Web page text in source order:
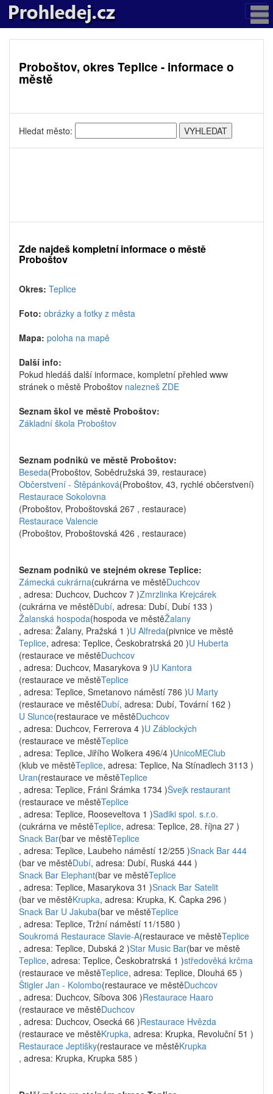
Proboštov, okres Teplice - informace o
městě
Hledat město:
Zde najdeš kompletní informace o městě
Proboštov
Okres: Teplice
Foto: obrázky a fotky z města
Mapa: poloha na mapě
Další info:
Pokud hledáš další informace, kompletní přehled www
stránek o městě Proboštov nalezneš ZDE
Seznam škol ve městě Proboštov:
Základní škola Proboštov
Seznam podniků ve městě Proboštov:
Beseda(Proboštov, Sobědružská 39, restaurace)
Občerstvení - Štěpánková(Proboštov, 43, rychlé občerstvení)
Restaurace Sokolovna
(Proboštov, Proboštovská 267 , restaurace)
Restaurace Valencie
(Proboštov, Proboštovská 426 , restaurace)
Seznam podniků ve stejném okrese Teplice:
Zámecká cukrárna(cukrárna ve městěDuchcov
, adresa: Duchcov, Duchcov 7 )Zmrzlinka Krejcárek
(cukrárna ve městěDubí, adresa: Dubí, Dubí 133 )
Žalanská hospoda(hospoda ve městěŽalany
, adresa: Žalany, Pražská 1 )U Alfreda(pivnice ve městě
Teplice, adresa: Teplice, Českobratrská 20 )U Huberta
(restaurace ve městěDuchcov
, adresa: Duchcov, Masarykova 9 )U Kantora
(restaurace ve městěTeplice
, adresa: Teplice, Smetanovo náměstí 786 )U Marty
(restaurace ve městěDubí, adresa: Dubí, Tovární 162 )
U Slunce(restaurace ve městěDuchcov
, adresa: Duchcov, Ferrerova 4 )U Záblockých
(restaurace ve městěTeplice
, adresa: Teplice, Jiřího Wolkera 496/4 )UnicoMEClub
(klub ve městěTeplice, adresa: Teplice, Na Stínadlech 3113 )
Uran(restaurace ve městěTeplice
, adresa: Teplice, Fráni Šrámka 1734 )Švejk restaurant
(restaurace ve městěTeplice
, adresa: Teplice, Rooseveltova 1 )Sadiki spol. s.r.o.
(cukrárna ve městěTeplice, adresa: Teplice, 28. října 27 )
Snack Bar(bar ve městěTeplice
, adresa: Teplice, Laubeho náměstí 12/255 )Snack Bar 444
(bar ve městěDubí, adresa: Dubí, Ruská 444 )
Snack Bar Elephant(bar ve městěTeplice
, adresa: Teplice, Masarykova 31 )Snack Bar Satelit
(bar ve městěKrupka, adresa: Krupka, K. Čapka 296 )
Snack Bar U Jakuba(bar ve městěTeplice
, adresa: Teplice, Tržní náměstí 11/1580 )
Soukromá Restaurace Slavie-A(restaurace ve městěTeplice
, adresa: Teplice, Dubská 2 )Star Music Bar(bar ve městě
Teplice, adresa: Teplice, Českobratrská 1 )středověká krčma
(restaurace ve městěTeplice, adresa: Teplice, Dlouhá 65 )
Štigler Jan - Kolombo(restaurace ve městěDuchcov
, adresa: Duchcov, Síbova 306 )Restaurace Haaro
(restaurace ve městěDuchcov
, adresa: Duchcov, Osecká 66 )Restaurace Hvězda
(restaurace ve městěKrupka, adresa: Krupka, Revoluční 51 )
Restaurace Jeptišky(restaurace ve městěKrupka
, adresa: Krupka, Krupka 585 )